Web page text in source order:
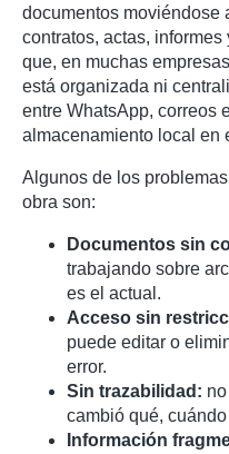
documentos moviéndose
contratos, actas,
que, en muchas
está organizada ni
entre WhatsApp, correos
almacenamiento local en
Algunos de los
obra son:
Documentos sin
trabajando sobre
es el actual.
Acceso sin
puede editar o
error.
Sin trazabilidad:
cambió qué,
Información